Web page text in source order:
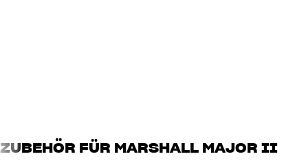
* Der Major II besitzt am Kabel Mikrofon und Fernbedienung, die mit
unserem Ladengeschäft gerne ausprobieren, ob die Fernbedienung mit
ZUBEHÖR FÜR MARSHALL MAJOR II